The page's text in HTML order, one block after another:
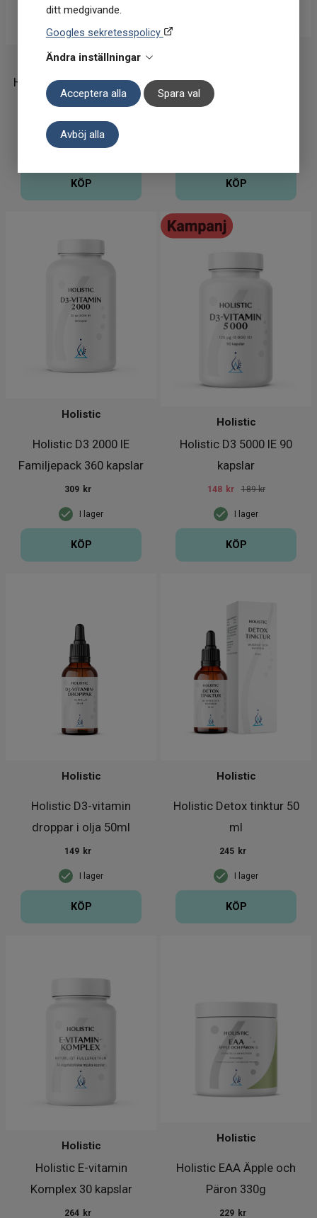
ditt medgivande.
Googles sekretesspolicy
Ändra inställningar
Acceptera alla Spara val
Avböj alla
Holistic Collagen Vegan +
Boswellia 150g
Holistic
KÖP
Holistic D3 2000 IE 90
KÖP
Holistic D3 2000 IE
Familjepack 360 kapslar
Holistic
I lager
309 kr
KÖP
Holistic D3 5000 IE 90
kapslar
Holistic
I lager
148 kr 189 kr
KÖP
Holistic D3-vitamin
droppar i olja 50ml
Holistic
I lager
149 kr
KÖP
Holistic Detox tinktur 50
ml
Holistic
I lager
245 kr
KÖP
Holistic E-vitamin
Komplex 30 kapslar
Holistic
264 kr
Holistic EAA Äpple och
Päron 330g
Holistic
229 kr